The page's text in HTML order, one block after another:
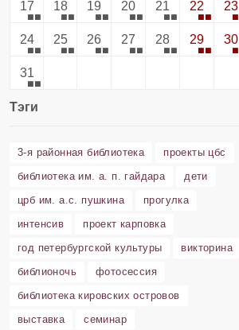
17 18 19 20 21 22 23
24 25 26 27 28 29 30
31
Тэги
3-я районная библиотека
проекты цбс
библиотека им. а. п. гайдара
дети
црб им. а.с. пушкина
прогулка
интенсив
проект карповка
год петербургской культуры
викторина
библионочь
фотосессия
библиотека кировских островов
выставка
семинар